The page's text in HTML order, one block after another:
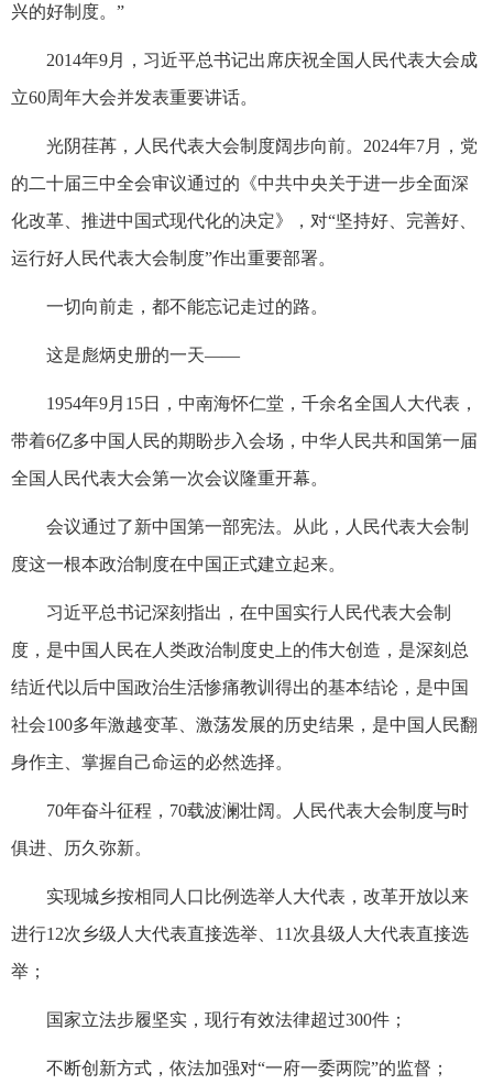
兴的好制度。”
2014年9月，习近平总书记出席庆祝全国人民代表大会成
立60周年大会并发表重要讲话。
光阴荏苒，人民代表大会制度阔步向前。2024年7月，党
的二十届三中全会审议通过的《中共中央关于进一步全面深
化改革、推进中国式现代化的决定》，对“坚持好、完善好、
运行好人民代表大会制度”作出重要部署。
一切向前走，都不能忘记走过的路。
这是彪炳史册的一天——
1954年9月15日，中南海怀仁堂，千余名全国人大代表，
带着6亿多中国人民的期盼步入会场，中华人民共和国第一届
全国人民代表大会第一次会议隆重开幕。
会议通过了新中国第一部宪法。从此，人民代表大会制
度这一根本政治制度在中国正式建立起来。
习近平总书记深刻指出，在中国实行人民代表大会制
度，是中国人民在人类政治制度史上的伟大创造，是深刻总
结近代以后中国政治生活惨痛教训得出的基本结论，是中国
社会100多年激越变革、激荡发展的历史结果，是中国人民翻
身作主、掌握自己命运的必然选择。
70年奋斗征程，70载波澜壮阔。人民代表大会制度与时
俱进、历久弥新。
实现城乡按相同人口比例选举人大代表，改革开放以来
进行12次乡级人大代表直接选举、11次县级人大代表直接选
举；
国家立法步履坚实，现行有效法律超过300件；
不断创新方式，依法加强对“一府一委两院”的监督；